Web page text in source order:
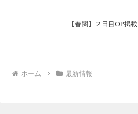
【春関】２日目OP掲載
ホーム 最新情報